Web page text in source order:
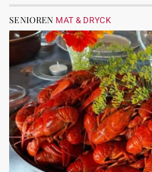
SENIOREN MAT & DRYCK